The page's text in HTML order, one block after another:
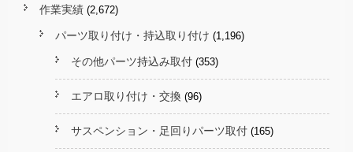
作業実績 (2,672)
パーツ取り付け・持込取り付け (1,196)
その他パーツ持込み取付 (353)
エアロ取り付け・交換 (96)
サスペンション・足回りパーツ取付 (165)